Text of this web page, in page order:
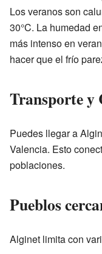
Los veranos son
30°C. La humedad
más intenso en
hacer que el frío
Transporte y
Puedes llegar a
Valencia. Esto
poblaciones.
Pueblos
Alginet limita con